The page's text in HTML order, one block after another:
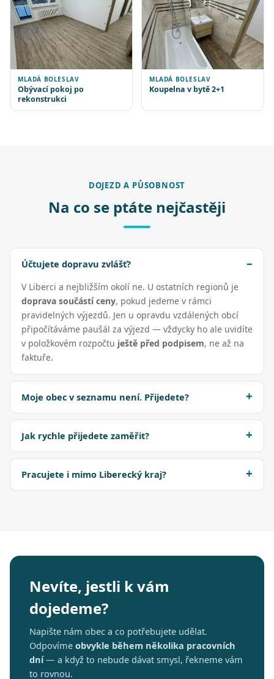
MLADÁ BOLESLAV
Obývací pokoj po
rekonstrukci
MLADÁ BOLESLAV
Koupelna v bytě 2+1
DOJEZD A PŮSOBNOST
Na co se ptáte nejčastěji
Účtujete dopravu zvlášť?
V Liberci a nejbližším okolí ne. U ostatních regionů je
doprava součástí ceny, pokud jedeme v rámci
pravidelných výjezdů. Jen u opravdu vzdálených obcí
připočítáváme paušál za výjezd — vždycky ho ale uvidíte
v položkovém rozpočtu ještě před podpisem, ne až na
faktuře.
Moje obec v seznamu není. Přijedete?
Jak rychle přijedete zaměřit?
Pracujete i mimo Liberecký kraj?
Nevíte, jestli k vám
dojedeme?
Napište nám obec a co potřebujete udělat.
Odpovíme obvykle během několika pracovních
dní— a když to nebude dávat smysl, řekneme vám
to rovnou.